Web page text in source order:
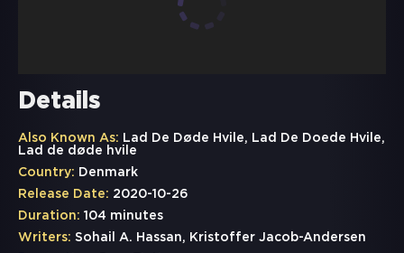
Details
Also Known As: Lad De Døde Hvile, Lad De Doede Hvile,
Lad de døde hvile
Country: Denmark
Release Date: 2020-10-26
Duration: 104 minutes
Writers: Sohail A. Hassan, Kristoffer Jacob-Andersen